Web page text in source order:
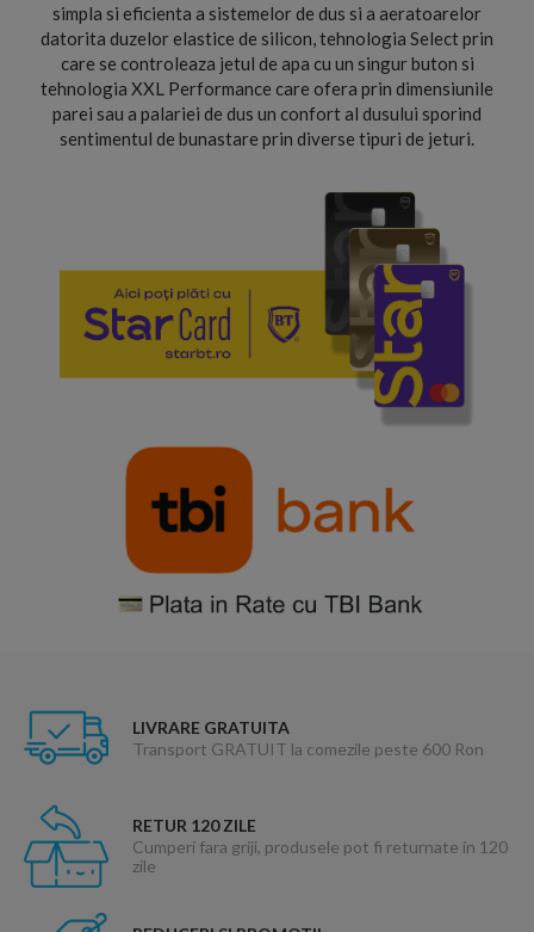
simpla si eficienta a sistemelor de dus si a aeratoarelor
datorita duzelor elastice de silicon, tehnologia Select prin
care se controleaza jetul de apa cu un singur buton si
tehnologia XXL Performance care ofera prin dimensiunile
parei sau a palariei de dus un confort al dusului sporind
sentimentul de bunastare prin diverse tipuri de jeturi.
LIVRARE GRATUITA
Transport GRATUIT la comezile peste 600 Ron
RETUR 120 ZILE
Cumperi fara griji, produsele pot fi returnate in 120
zile